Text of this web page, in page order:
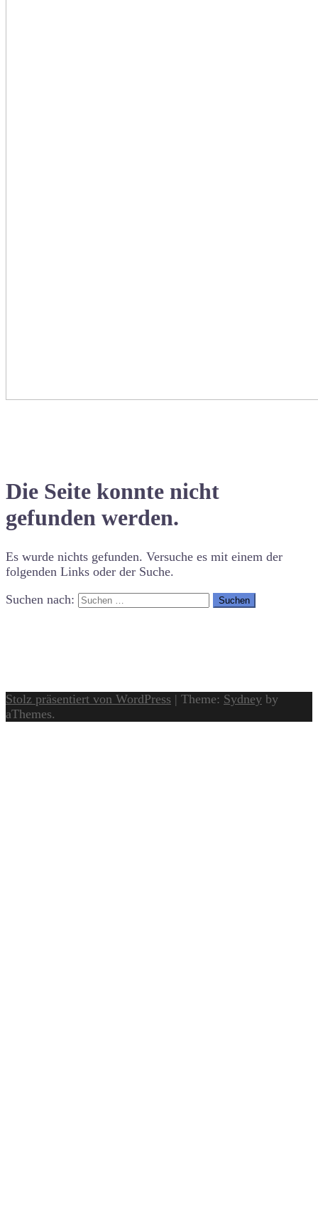
Die Seite konnte nicht
gefunden werden.
Es wurde nichts gefunden. Versuche es mit einem der
folgenden Links oder der Suche.
Suchen nach:
Stolz präsentiert von WordPress | Theme: Sydney by
aThemes.